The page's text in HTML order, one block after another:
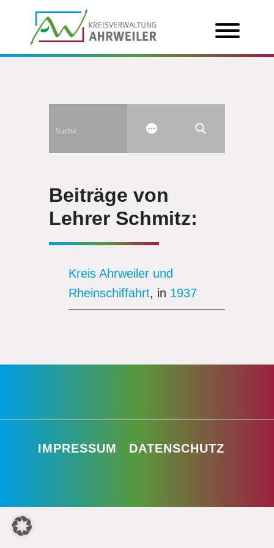
Beiträge von
Lehrer Schmitz:
Kreis Ahrweiler und
Rheinschiffahrt, in 1937
IMPRESSUM DATENSCHUTZ